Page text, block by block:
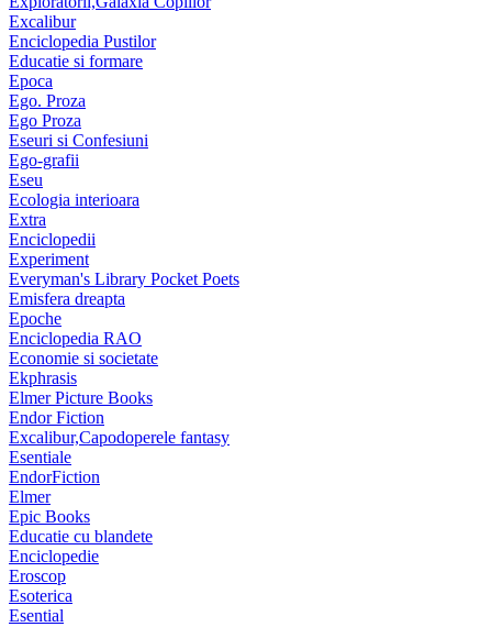
Excalibur
Enciclopedia Pustilor
Educatie si formare
Epoca
Ego. Proza
Ego Proza
Eseuri si Confesiuni
Ego-grafii
Eseu
Ecologia interioara
Extra
Enciclopedii
Experiment
Everyman's Library Pocket Poets
Emisfera dreapta
Epoche
Enciclopedia RAO
Economie si societate
Ekphrasis
Elmer Picture Books
Endor Fiction
Excalibur,Capodoperele fantasy
Esentiale
EndorFiction
Elmer
Epic Books
Educatie cu blandete
Enciclopedie
Eroscop
Esoterica
Esential